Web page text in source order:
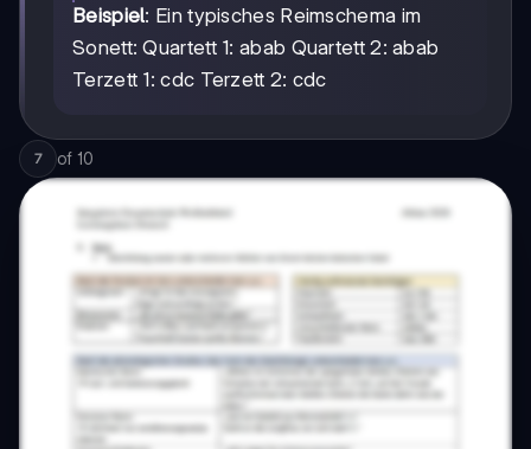
Beispiel: Ein typisches Reimschema im
Sonett: Quartett 1: abab Quartett 2: abab
Terzett 1: cdc Terzett 2: cdc
7 of 10